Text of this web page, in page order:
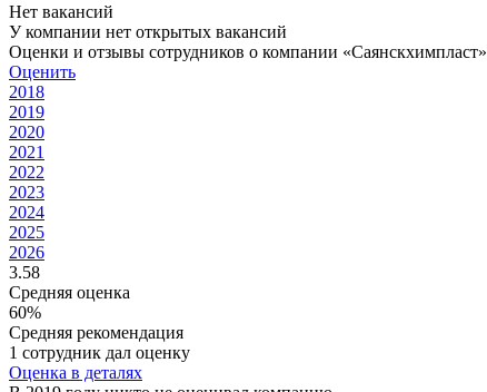
Нет вакансий
У компании нет открытых вакансий
Оценки и отзывы сотрудников о компании «Саянскхимпласт»
Оценить
2018
2019
2020
2021
2022
2023
2024
2025
2026
3.58
Средняя оценка
60%
Средняя рекомендация
1 сотрудник дал оценку
Оценка в деталях